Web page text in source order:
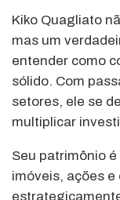
Kiko Quagliato
mas um
entender como
sólido. Com
setores, ele se
multiplicar
Seu patrimônio
imóveis, ações